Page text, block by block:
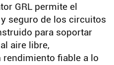
GRL permite el
seguro de los circuitos
para soportar
aire libre,
fiable a lo